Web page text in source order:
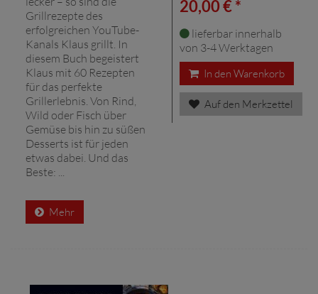
Grillrezepte des
erfolgreichen YouTube-
Kanals Klaus grillt. In
diesem Buch begeistert
Klaus mit 60 Rezepten
für das perfekte
Grillerlebnis. Von Rind,
Wild oder Fisch über
Gemüse bis hin zu süßen
Desserts ist für jeden
etwas dabei. Und das
Beste: ...
Mehr
20,00 € *
lieferbar innerhalb
von 3-4 Werktagen
In den Warenkorb
Auf den Merkzettel